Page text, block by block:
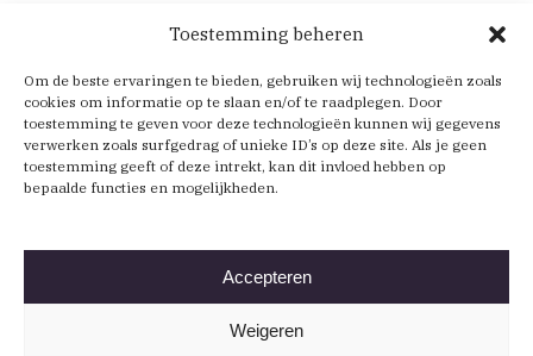
Toestemming beheren
Om de beste ervaringen te bieden, gebruiken wij technologieën zoals
cookies om informatie op te slaan en/of te raadplegen. Door
toestemming te geven voor deze technologieën kunnen wij gegevens
verwerken zoals surfgedrag of unieke ID’s op deze site. Als je geen
toestemming geeft of deze intrekt, kan dit invloed hebben op
bepaalde functies en mogelijkheden.
Accepteren
Weigeren